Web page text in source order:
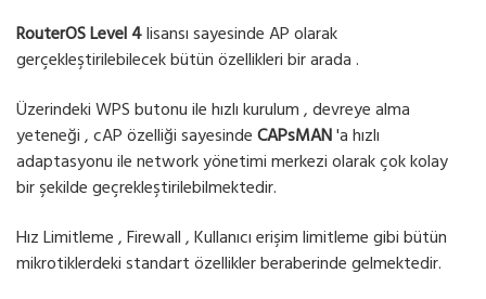
RouterOS Level 4lisansı sayesinde AP olarak
gerçekleştirilebilecek bütün özellikleri bir arada .
Üzerindeki WPS butonu ile hızlı kurulum , devreye alma
yeteneği , cAP özelliği sayesindeCAPsMAN'a hızlı
adaptasyonu ile network yönetimi merkezi olarak çok kolay
bir şekilde geçrekleştirilebilmektedir.
Hız Limitleme , Firewall , Kullanıcı erişim limitleme gibi bütün
mikrotiklerdeki standart özellikler beraberinde gelmektedir.